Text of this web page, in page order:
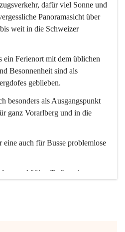
dafür viel Sonne und
Panoramasicht über
weit in die Schweizer
ein Ferienort mit dem üblichen
Besonnenheit sind als
geblieben.
besonders als Ausgangspunkt
ganz Vorarlberg und in die
auch für Busse problemlose
geschäftige Treiben der